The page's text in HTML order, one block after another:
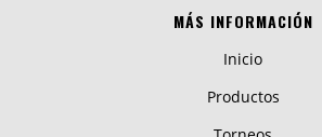
MÁS INFORMACIÓN
Inicio
Productos